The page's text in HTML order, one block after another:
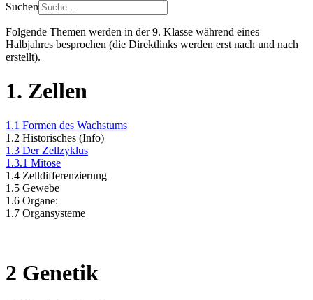
Suchen
Folgende Themen werden in der 9. Klasse während eines
Halbjahres besprochen (die Direktlinks werden erst nach und nach
erstellt).
1. Zellen
1.1 Formen des Wachstums
1.2 Historisches (Info)
1.3 Der Zellzyklus
1.3.1 Mitose
1.4 Zelldifferenzierung
1.5 Gewebe
1.6 Organe:
1.7 Organsysteme
2 Genetik